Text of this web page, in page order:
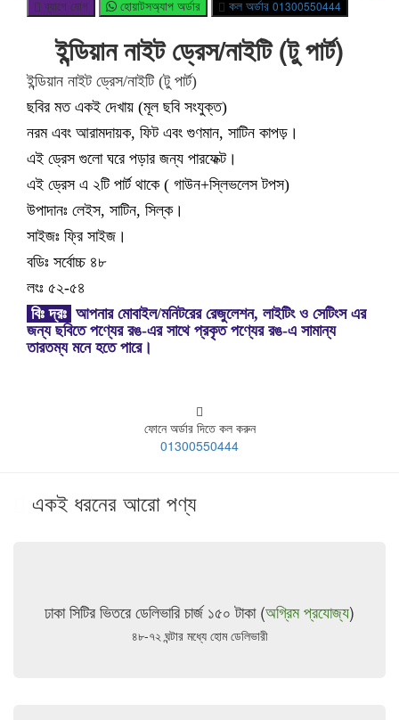
ব্যাগে যোগ
হোয়াটসঅ্যাপ অর্ডার কল অর্ডার 01300550444
ইন্ডিয়ান নাইট ড্রেস/নাইটি (টু পার্ট)
ইন্ডিয়ান নাইট ড্রেস/নাইটি (টু পার্ট)
ছবির মত একই দেখায় (মূল ছবি সংযুক্ত)
নরম এবং আরামদায়ক, ফিট এবং গুণমান, সাটিন কাপড়।
এই ড্রেস গুলো ঘরে পড়ার জন্য পারফেক্ট।
এই ড্রেস এ ২টি পার্ট থাকে ( গাউন+স্লিভলেস টপস)
উপাদানঃ লেইস, সাটিন, সিল্ক।
সাইজঃ ফ্রি সাইজ।
বডিঃ সর্বোচ্চ ৪৮
লংঃ ৫২-৫৪
বিঃ দ্রঃ আপনার মোবাইল/মনিটরের রেজুলেশন, লাইটিং ও সেটিংস এর
জন্য ছবিতে পণ্যের রঙ-এর সাথে প্রকৃত পণ্যের রঙ-এ সামান্য
তারতম্য মনে হতে পারে।
ফোনে অর্ডার দিতে কল করুন
01300550444
একই ধরনের আরো পণ্য
ঢাকা সিটির ভিতরে ডেলিভারি চার্জ ১৫০ টাকা (অগ্রিম প্রযোজ্য)
৪৮-৭২ ঘন্টার মধ্যে হোম ডেলিভারী